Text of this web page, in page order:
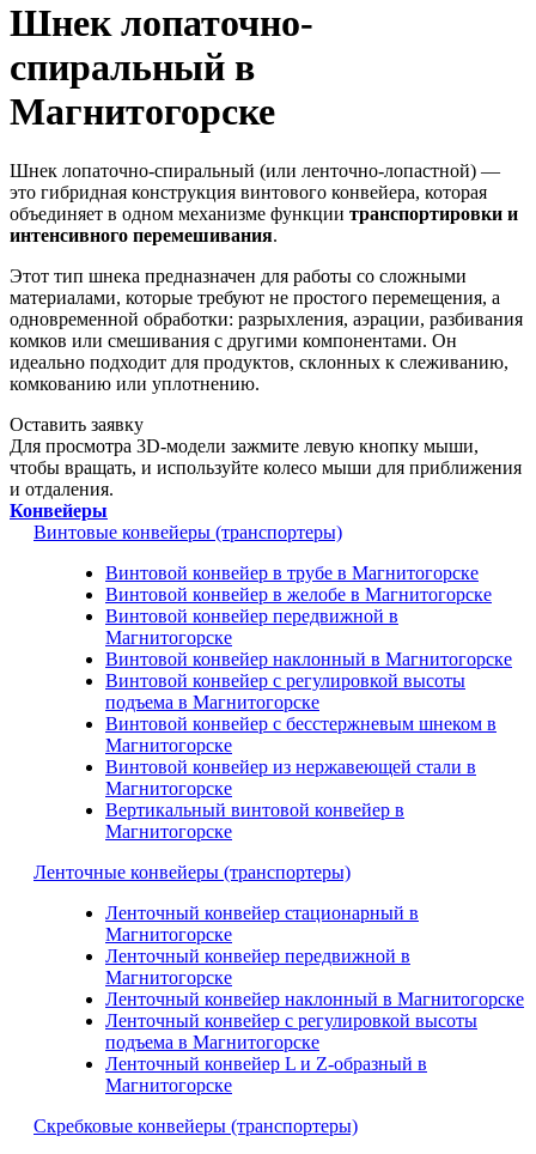
Шнек лопаточно-
спиральный в
Магнитогорске
Шнек лопаточно-спиральный (или ленточно-лопастной) —
это гибридная конструкция винтового конвейера, которая
объединяет в одном механизме функции транспортировки и
интенсивного перемешивания.
Этот тип шнека предназначен для работы со сложными
материалами, которые требуют не простого перемещения, а
одновременной обработки: разрыхления, аэрации, разбивания
комков или смешивания с другими компонентами. Он
идеально подходит для продуктов, склонных к слеживанию,
комкованию или уплотнению.
Оставить заявку
Для просмотра 3D-модели зажмите левую кнопку мыши,
чтобы вращать, и используйте колесо мыши для приближения
и отдаления.
Конвейеры
Винтовые конвейеры (транспортеры)
Винтовой конвейер в трубе в Магнитогорске
Винтовой конвейер в желобе в Магнитогорске
Винтовой конвейер передвижной в
Магнитогорске
Винтовой конвейер наклонный в Магнитогорске
Винтовой конвейер с регулировкой высоты
подъема в Магнитогорске
Винтовой конвейер с бесстержневым шнеком в
Магнитогорске
Винтовой конвейер из нержавеющей стали в
Магнитогорске
Вертикальный винтовой конвейер в
Магнитогорске
Ленточные конвейеры (транспортеры)
Ленточный конвейер стационарный в
Магнитогорске
Ленточный конвейер передвижной в
Магнитогорске
Ленточный конвейер наклонный в Магнитогорске
Ленточный конвейер с регулировкой высоты
подъема в Магнитогорске
Ленточный конвейер L и Z-образный в
Магнитогорске
Скребковые конвейеры (транспортеры)